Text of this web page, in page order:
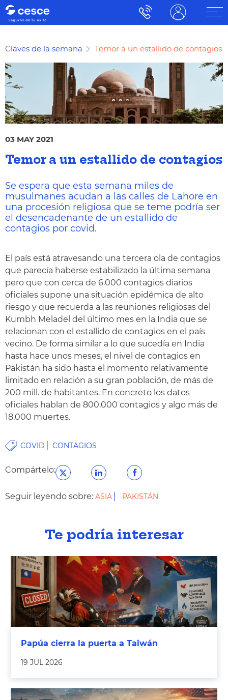
Claves de la semana Temor a un estallido de contagios
03 MAY 2021
Temor a un estallido de contagios
Se espera que esta semana miles de
musulmanes acudan a las calles de Lahore en
una procesión religiosa que se teme podría ser
el desencadenante de un estallido de
contagios por covid.
El país está atravesando una tercera ola de contagios
que parecía haberse estabilizado la última semana
pero que con cerca de 6.000 contagios diarios
oficiales supone una situación epidémica de alto
riesgo y que recuerda a las reuniones religiosas del
Kumbh Meladel del último mes en la India que se
relacionan con el estallido de contagios en el país
vecino. De forma similar a lo que sucedía en India
hasta hace unos meses, el nivel de contagios en
Pakistán ha sido hasta el momento relativamente
limitado en relación a su gran población, de más de
200 mill. de habitantes. En concreto los datos
oficiales hablan de 800.000 contagios y algo más de
18.000 muertes.
COVID CONTAGIOS
Compártelo:
Seguir leyendo sobre: ASIA PAKISTÁN
Te podría interesar
Papúa cierra la puerta a Taiwán
19 JUL 2026